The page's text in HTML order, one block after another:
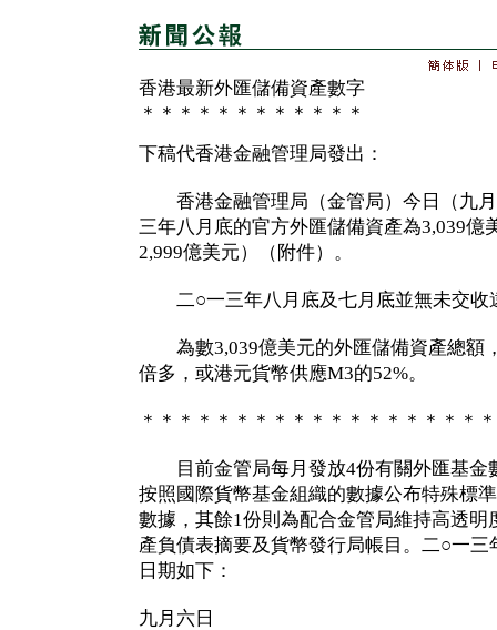
香港最新外匯儲備資產數字
＊＊＊＊＊＊＊＊＊＊＊＊
下稿代香港金融管理局發出：
香港金融管理局（金管局）今日（九月
三年八月底的官方外匯儲備資產為3,039億
2,999億美元）（附件）。
二○一三年八月底及七月底並無未交收
為數3,039億美元的外匯儲備資產總額
倍多，或港元貨幣供應M3的52%。
＊＊＊＊＊＊＊＊＊＊＊＊＊＊＊＊＊＊
目前金管局每月發放4份有關外匯基金
按照國際貨幣基金組織的數據公布特殊標
數據，其餘1份則為配合金管局維持高透
產負債表摘要及貨幣發行局帳目。二○一
日期如下：
九月六日